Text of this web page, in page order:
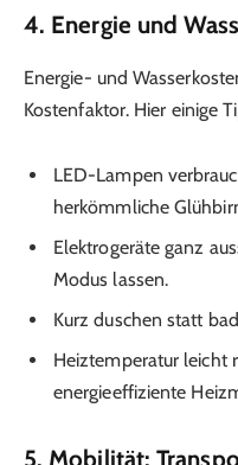
4. Energie und
Energie- und
Kostenfaktor. Hier einige
LED-Lampen
herkömmliche
Elektrogeräte ganz
Modus lassen.
Kurz duschen statt
Heiztemperatur leicht
energieeffiziente
5. Mobilität: